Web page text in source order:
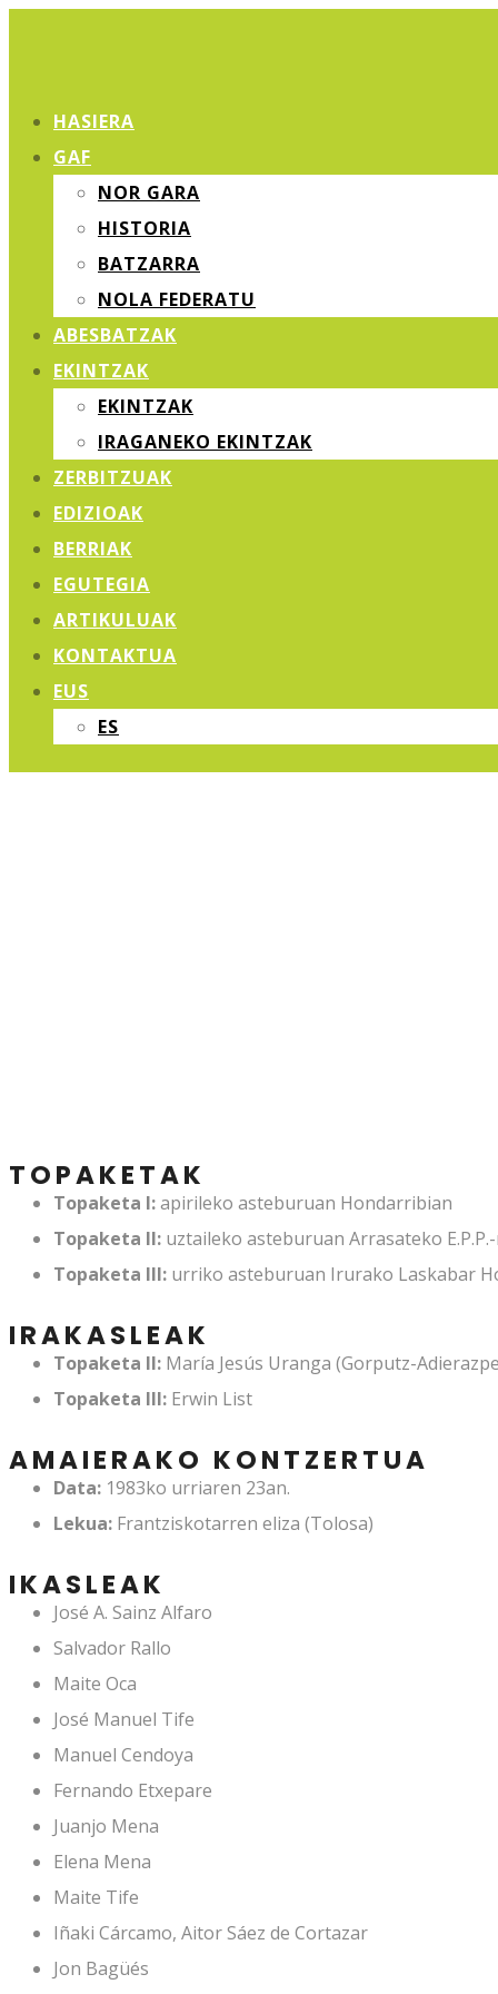
HASIERA
GAF
NOR GARA
HISTORIA
BATZARRA
NOLA FEDERATU
ABESBATZAK
EKINTZAK
EKINTZAK
IRAGANEKO EKINTZAK
ZERBITZUAK
EDIZIOAK
BERRIAK
EGUTEGIA
ARTIKULUAK
KONTAKTUA
EUS
ES
TOPAKETAK
Topaketa I:apirileko asteburuan Hondarribian
Topaketa II: uztaileko asteburuan Arrasateko
Topaketa III: urriko asteburuan Irurako Laskabar
IRAKASLEAK
Topaketa II: María Jesús Uranga (Gorputz-
Topaketa III: Erwin List
AMAIERAKO KONTZERTUA
Data: 1983ko urriaren 23an.
Lekua: Frantziskotarren eliza (Tolosa)
IKASLEAK
José A. Sainz Alfaro
Salvador Rallo
Maite Oca
José Manuel Tife
Manuel Cendoya
Fernando Etxepare
Juanjo Mena
Elena Mena
Maite Tife
Iñaki Cárcamo, Aitor Sáez de Cortazar
Jon Bagüés